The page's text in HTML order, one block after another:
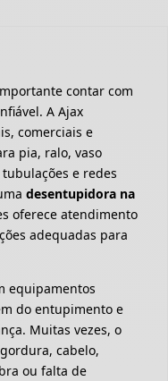
contar com
A Ajax
comerciais e
pia, ralo, vaso
e redes
desentupidora na
oferece atendimento
adequadas para
equipamentos
do entupimento e
Muitas vezes, o
cabelo,
ou falta de